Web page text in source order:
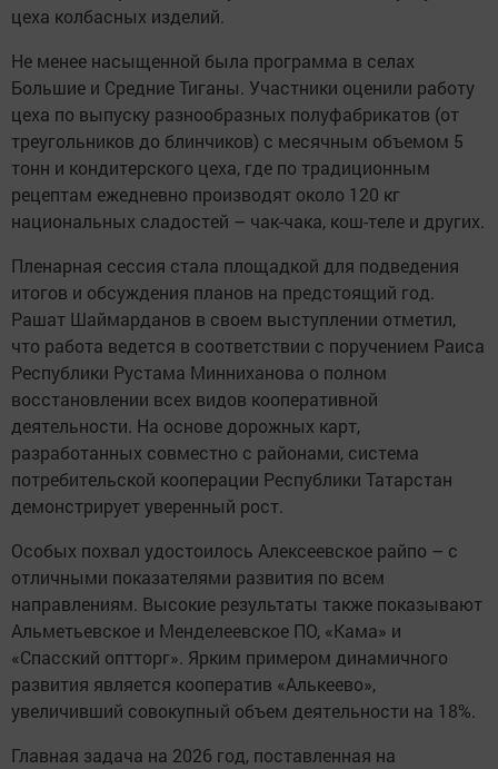
цеха колбасных изделий.
Не менее насыщенной была программа в селах
Большие и Средние Тиганы. Участники оценили работу
цеха по выпуску разнообразных полуфабрикатов (от
треугольников до блинчиков) с месячным объемом 5
тонн и кондитерского цеха, где по традиционным
рецептам ежедневно производят около 120 кг
национальных сладостей – чак-чака, кош-теле и других.
Пленарная сессия стала площадкой для подведения
итогов и обсуждения планов на предстоящий год.
Рашат Шаймарданов в своем выступлении отметил,
что работа ведется в соответствии с поручением Раиса
Республики Рустама Минниханова о полном
восстановлении всех видов кооперативной
деятельности. На основе дорожных карт,
разработанных совместно с районами, система
потребительской кооперации Республики Татарстан
демонстрирует уверенный рост.
Особых похвал удостоилось Алексеевское райпо – с
отличными показателями развития по всем
направлениям. Высокие результаты также показывают
Альметьевское и Менделеевское ПО, «Кама» и
«Спасский оптторг». Ярким примером динамичного
развития является кооператив «Алькеево»,
увеличивший совокупный объем деятельности на 18%.
Главная задача на 2026 год, поставленная на